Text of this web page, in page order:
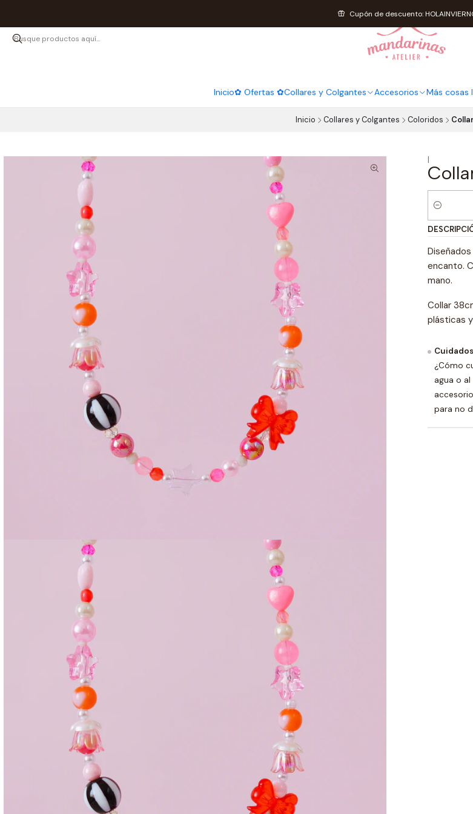
Inicio✿ Ofertas ✿Collares y Colgantes Accesorios Más cosas
Cupón de descuento:
Inicio Collares y Colgantes Coloridos
|
Cantidad
encanto.
mano.
Collar
plásticas
¿Cómo
agua o
para no